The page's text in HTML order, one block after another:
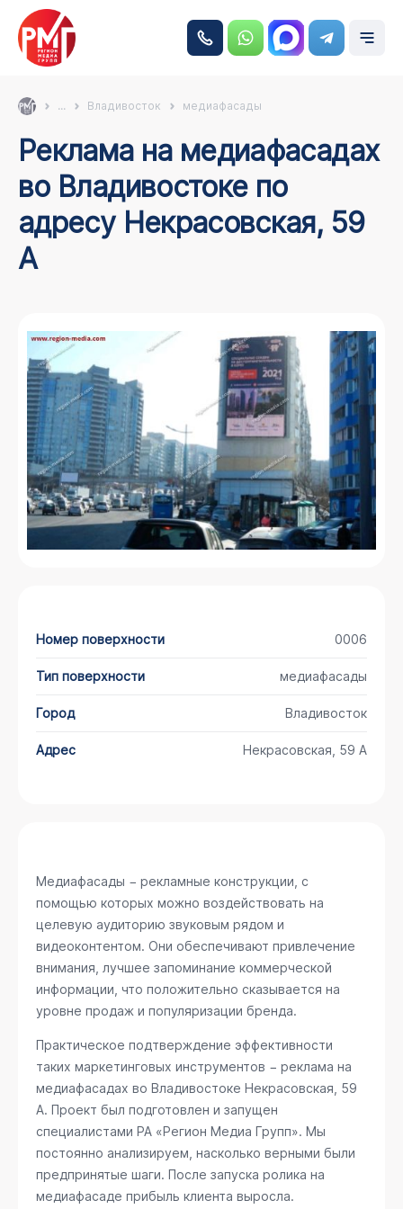
... Владивосток медиафасады
Реклама на медиафасадах
во Владивостоке по
адресу Некрасовская, 59
А
Номер поверхности 0006
Тип поверхности медиафасады
Город Владивосток
Адрес Некрасовская, 59 А
Медиафасады − рекламные конструкции, с
помощью которых можно воздействовать на
целевую аудиторию звуковым рядом и
видеоконтентом. Они обеспечивают привлечение
внимания, лучшее запоминание коммерческой
информации, что положительно сказывается на
уровне продаж и популяризации бренда.
Практическое подтверждение эффективности
таких маркетинговых инструментов − реклама на
медиафасадах во Владивостоке Некрасовская, 59
А. Проект был подготовлен и запущен
специалистами РА «Регион Медиа Групп». Мы
постоянно анализируем, насколько верными были
предпринятые шаги. После запуска ролика на
медиафасаде прибыль клиента выросла.